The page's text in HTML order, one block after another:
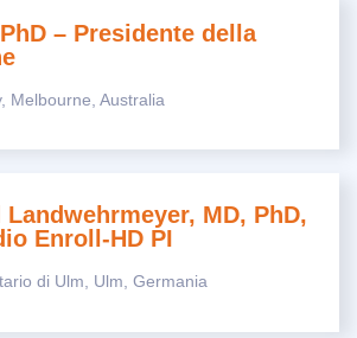
– Presidente della
Melbourne, Australia
MD, PhD,
Enroll-HD PI
di Ulm, Ulm, Germania